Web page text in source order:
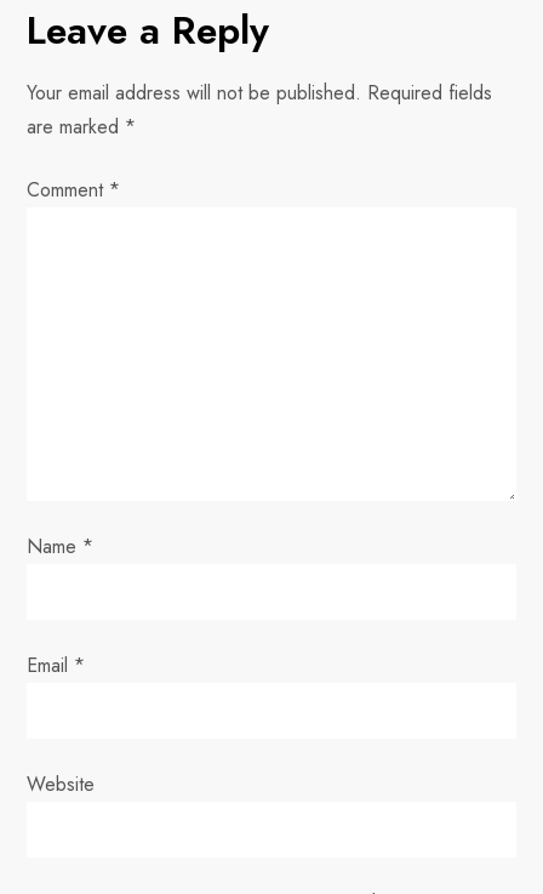
t
n
a
v
o
Leave a Reply
Your email address will not be published. Required fields
are marked *
Comment *
Name *
Email *
Website